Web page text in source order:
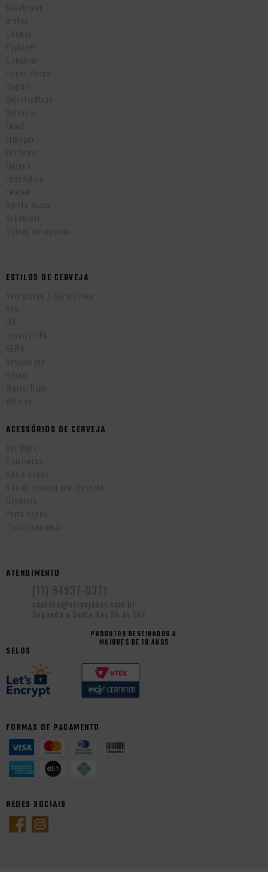
Bodebrown
Brotas
Chimay
Paulaner
Czechvar
Hocus Pocus
Dogma
DeHalveMaan
Delirium
Ekaut
Erdinger
Everbrew
Fuller’s
Leopoldina
Leuven
Roleta Russa
Schneider
Outras cervejarias
ESTILOS DE CERVEJA
Sem glúten / Gluten Free
APA
IPA
Imperial IPA
NEIPA
Session Ipa
Pilsen
Weiss/Trigo
Witbier
ACESSÓRIOS DE CERVEJA
Bar Mats
Camisetas
Kits e copos
Kits de cerveja pra presente
Growlers
Porta copos
Porta tampinhas
ATENDIMENTO
(11) 94937-0371
contato@cervejabox.com.br
Segunda a Sexta das 9h às 18h
PRODUTOS DESTINADOS A
MAIORES DE 18 ANOS
SELOS
FORMAS DE PAGAMENTO
REDES SOCIAIS